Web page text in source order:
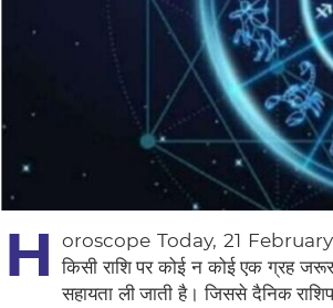
H oroscope Today, 21 February
किसी राशि पर कोई न कोई एक ग्रह
सहायता ली जाती है। जिससे दैनिक